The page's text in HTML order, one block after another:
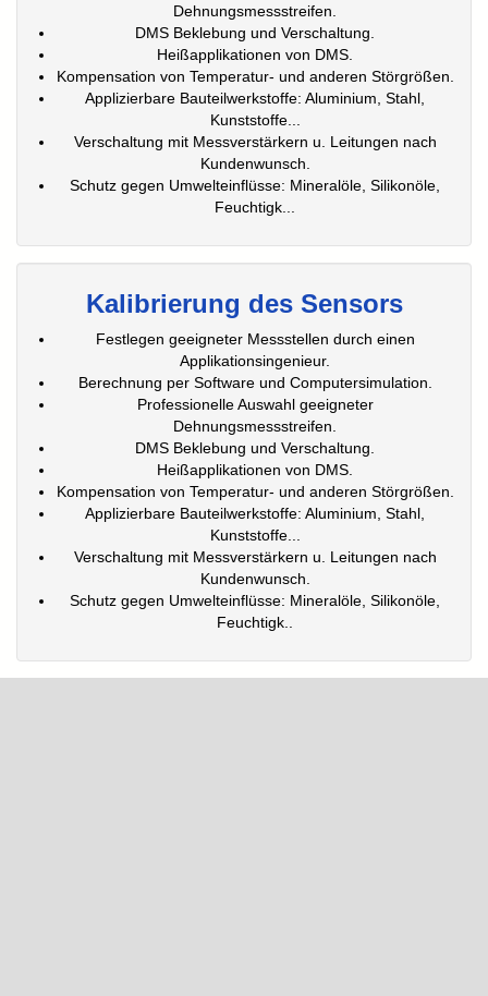
Dehnungsmessstreifen.
DMS Beklebung und Verschaltung.
Heißapplikationen von DMS.
Kompensation von Temperatur- und anderen Störgrößen.
Applizierbare Bauteilwerkstoffe: Aluminium, Stahl,
Kunststoffe...
Verschaltung mit Messverstärkern u. Leitungen nach
Kundenwunsch.
Schutz gegen Umwelteinflüsse: Mineralöle, Silikonöle,
Feuchtigk...
Kalibrierung des Sensors
Festlegen geeigneter Messstellen durch einen
Applikationsingenieur.
Berechnung per Software und Computersimulation.
Professionelle Auswahl geeigneter
Dehnungsmessstreifen.
DMS Beklebung und Verschaltung.
Heißapplikationen von DMS.
Kompensation von Temperatur- und anderen Störgrößen.
Applizierbare Bauteilwerkstoffe: Aluminium, Stahl,
Kunststoffe...
Verschaltung mit Messverstärkern u. Leitungen nach
Kundenwunsch.
Schutz gegen Umwelteinflüsse: Mineralöle, Silikonöle,
Feuchtigk..